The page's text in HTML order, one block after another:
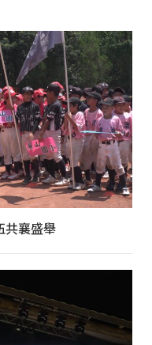
共襄盛舉